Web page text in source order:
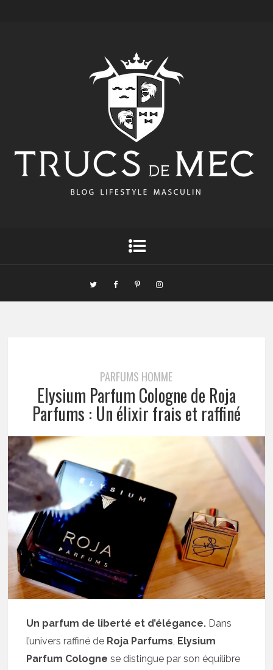
PARFUMS HOMME
Elysium Parfum Cologne de Roja
Parfums : Un élixir frais et raffiné
Un parfum de liberté et d’élégance. Dans
l’univers raffiné de Roja Parfums, Elysium
Parfum Cologne se distingue par son équilibre